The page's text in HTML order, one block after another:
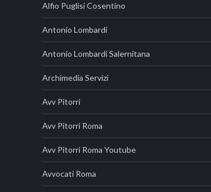
Alfio Puglisi Cosentino
Antonio Lombardi
Antonio Lombardi Salernitana
Archimedia Servizi
Avv Pitorri
Avv Pitorri Roma
Avv Pitorri Roma Youtube
Avvocati Roma